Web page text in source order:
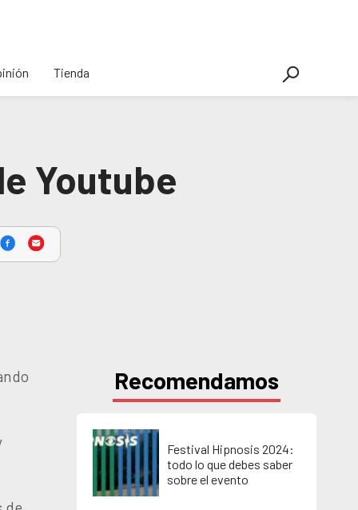
Tienda
Youtube
Recomendamos
Festival Hipnosis 2024:
todo lo que debes saber
sobre el evento